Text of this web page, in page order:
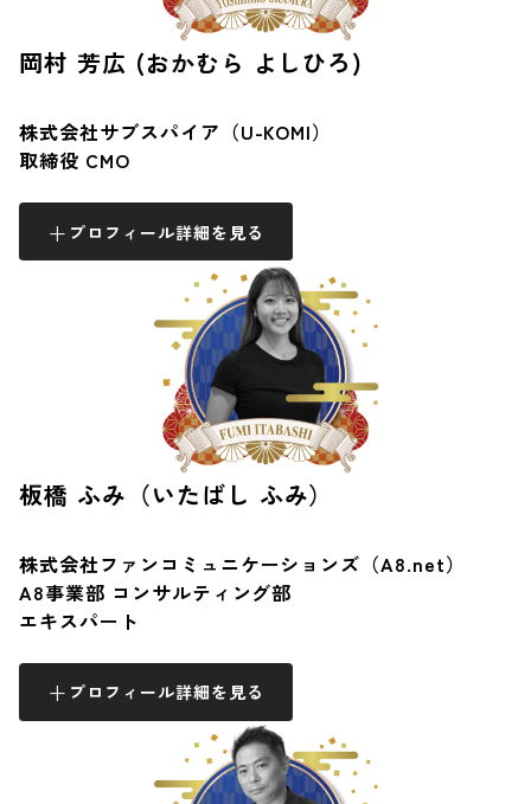
岡村 芳広 (おかむら よしひろ)
株式会社サブスパイア（U-KOMI）
取締役 CMO
プロフィール詳細を見る
板橋 ふみ（いたばし ふみ）
株式会社ファンコミュニケーションズ（A8.net）
A8事業部 コンサルティング部
エキスパート
プロフィール詳細を見る